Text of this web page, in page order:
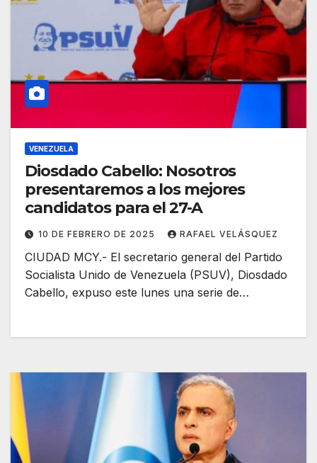
VENEZUELA
Diosdado ‌Cabello: Nosotros
presentaremos a los mejores
candidatos para el 27-A
10 DE FEBRERO DE 2025 RAFAEL VELÁSQUEZ
CIUDAD MCY.- El secretario general del Partido
Socialista Unido de Venezuela (PSUV), Diosdado
Cabello, expuso este lunes una serie de…